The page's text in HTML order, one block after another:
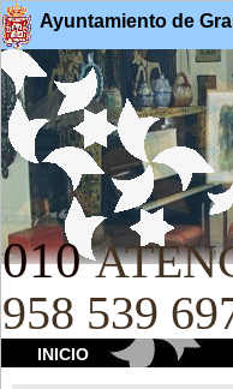
Ayuntamiento de
010
958 539
INICIO